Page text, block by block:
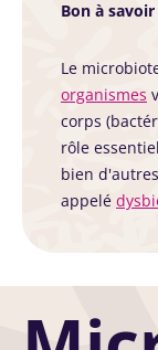
Bon à savoir
Le
organismes
corps
rôle
bien
appelé